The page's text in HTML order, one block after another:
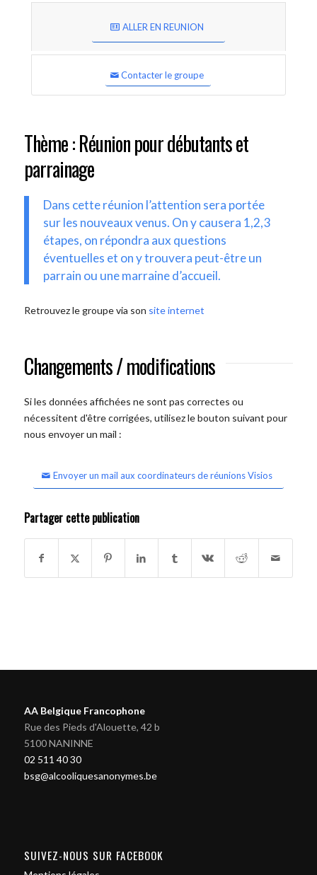
ALLER EN REUNION
Contacter le groupe
Thème : Réunion pour débutants et
parrainage
Dans cette réunion l’attention sera portée
sur les nouveaux venus. On y causera 1,2,3
étapes, on répondra aux questions
éventuelles et on y trouvera peut-être un
parrain ou une marraine d’accueil.
Retrouvez le groupe via son site internet
Changements / modifications
Si les données affichées ne sont pas correctes ou
nécessitent d'être corrigées, utilisez le bouton suivant pour
nous envoyer un mail :
Envoyer un mail aux coordinateurs de réunions Visios
Partager cette publication
AA Belgique Francophone
Rue des Pieds d'Alouette, 42 b
5100 NANINNE
02 511 40 30
bsg@alcooliquesanonymes.be
SUIVEZ-NOUS SUR FACEBOOK